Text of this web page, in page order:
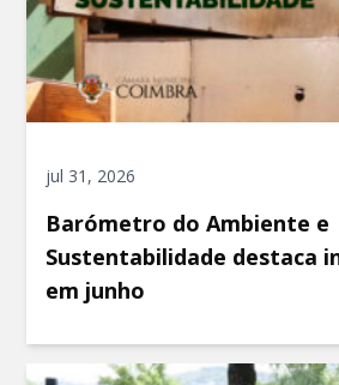
jul 31, 2026
Barómetro do Ambiente e
Sustentabilidade destaca
em junho